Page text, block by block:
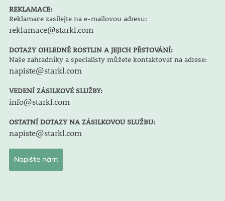
REKLAMACE:
Reklamace zasílejte na e-mailovou adresu:
reklamace@starkl.com
DOTAZY OHLEDNĚ ROSTLIN A JEJICH PĚSTOVÁNÍ:
Naše zahradníky a specialisty můžete kontaktovat na adrese:
napiste@starkl.com
VEDENÍ ZÁSILKOVÉ SLUŽBY:
info@starkl.com
OSTATNÍ DOTAZY NA ZÁSILKOVOU SLUŽBU:
napiste@starkl.com
Napište nám